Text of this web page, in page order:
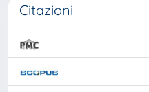
Citazioni